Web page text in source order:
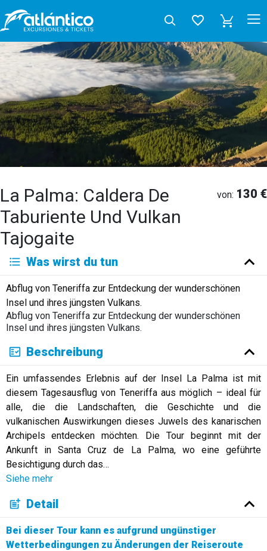
La Palma: Caldera De
Taburiente Und Vulkan
Tajogaite
von: 130 €
Was wirst du tun
Abflug von Teneriffa zur Entdeckung der wunderschönen
Insel und ihres jüngsten Vulkans.
Abflug von Teneriffa zur Entdeckung der wunderschönen
Insel und ihres jüngsten Vulkans.
Beschreibung
Ein umfassendes Erlebnis auf der Insel La Palma ist mit
diesem Tagesausflug von Teneriffa aus möglich – ideal für
alle, die die Landschaften, die Geschichte und die
vulkanischen Auswirkungen dieses Juwels des kanarischen
Archipels entdecken möchten. Die Tour beginnt mit der
Ankunft in Santa Cruz de La Palma, wo eine geführte
Besichtigung durch das…
Siehe mehr
Detail
Bei dieser Tour kann es aufgrund ungünstiger
Wetterbedingungen zu Änderungen der Reiseroute